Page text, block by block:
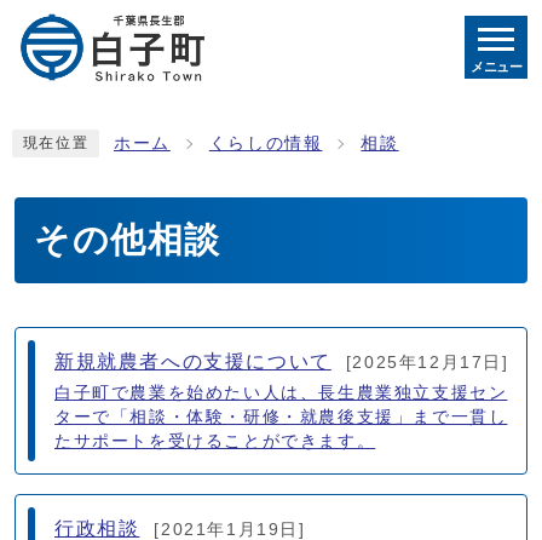
メニュー
現在位置 ホーム くらしの情報 相談
その他相談
メインメニュー
新規就農者への支援について
[2025年12月17日]
白子町で農業を始めたい人は、長生農業独立支援セン
ターで「相談・体験・研修・就農後支援」まで一貫し
たサポートを受けることができます。
行政相談
[2021年1月19日]